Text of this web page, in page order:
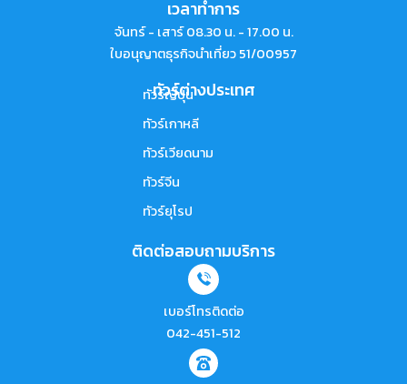
เวลาทำการ
จันทร์ - เสาร์ 08.30 น. - 17.00 น.
ใบอนุญาตธุรกิจนำเที่ยว 51/00957
ทัวร์ต่างประเทศ
ทัวร์ญี่ปุ่น
ทัวร์เกาหลี
ทัวร์เวียดนาม
ทัวร์จีน
ทัวร์ยุโรป
ติดต่อสอบถามบริการ
เบอร์โทรติดต่อ
042-451-512